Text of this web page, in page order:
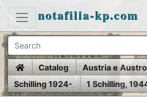
notafilia-kp.com
HomeCatalog
Austria e
Schilling 1924-
1 Schilling,